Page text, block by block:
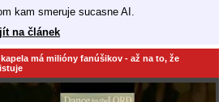
kam smeruje sucasne AI.
na článek
má milióny fanúšikov - až na to, že